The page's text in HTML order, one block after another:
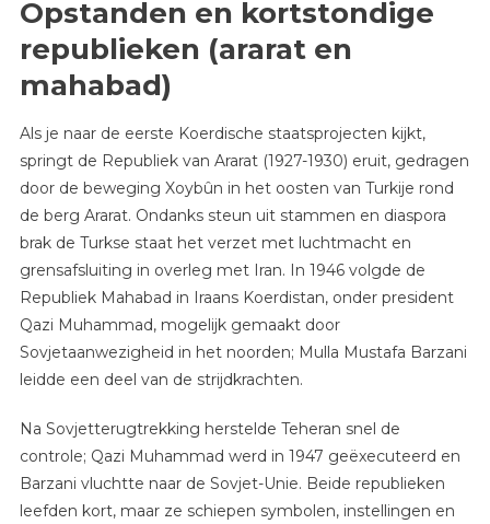
Opstanden en kortstondige
republieken (ararat en
mahabad)
Als je naar de eerste Koerdische staatsprojecten kijkt,
springt de Republiek van Ararat (1927-1930) eruit, gedragen
door de beweging Xoybûn in het oosten van Turkije rond
de berg Ararat. Ondanks steun uit stammen en diaspora
brak de Turkse staat het verzet met luchtmacht en
grensafsluiting in overleg met Iran. In 1946 volgde de
Republiek Mahabad in Iraans Koerdistan, onder president
Qazi Muhammad, mogelijk gemaakt door
Sovjetaanwezigheid in het noorden; Mulla Mustafa Barzani
leidde een deel van de strijdkrachten.
Na Sovjetterugtrekking herstelde Teheran snel de
controle; Qazi Muhammad werd in 1947 geëxecuteerd en
Barzani vluchtte naar de Sovjet-Unie. Beide republieken
leefden kort, maar ze schiepen symbolen, instellingen en